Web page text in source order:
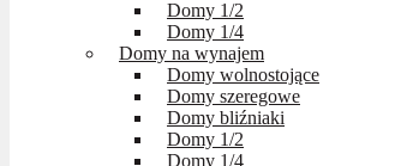
Domy 1/2
Domy 1/4
Domy na wynajem
Domy wolnostojące
Domy szeregowe
Domy bliźniaki
Domy 1/2
Domy 1/4